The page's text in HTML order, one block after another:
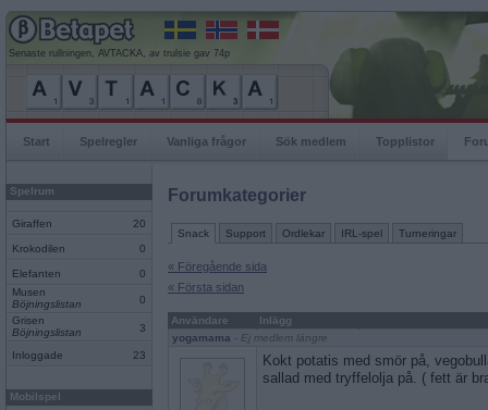
Senaste rullningen, AVTACKA, av trulsie gav 74p
Start Spelregler Vanliga frågor Sök medlem Topplistor
Spelrum
Giraffen 20
Krokodilen 0
Elefanten
0
Musen
Böjningslistan
0
Grisen
Böjningslistan
3
Inloggade 23
Mobilspel
Forumkategorier
Snack Support Ordlekar IRL-spel Turneringar
« Föregående sida
« Första sidan
Användare
Inlägg
yogamama - Ej medlem längre
Kokt potatis med smör på,
sallad med tryffelolja på. ( fett är